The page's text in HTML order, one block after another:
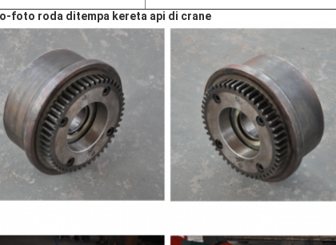
foto roda ditempa kereta api di crane